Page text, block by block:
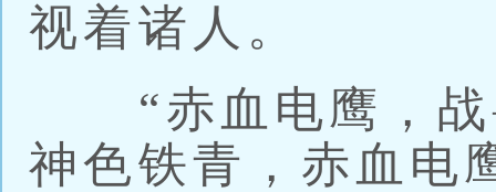
视着诸人。
“赤血电鹰，战
神色铁青，赤血电